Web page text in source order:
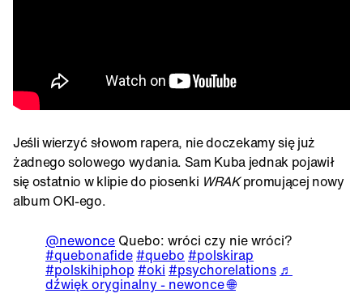
Jeśli wierzyć słowom rapera, nie doczekamy się już
żadnego solowego wydania. Sam Kuba jednak pojawił
się ostatnio w klipie do piosenki WRAKpromującej nowy
album OKI-ego.
@newonce Quebo: wróci czy nie wróci?
#quebonafide#quebo #polskirap
#polskihiphop #oki #psychorelations ♬
dźwięk oryginalny - newonce 🌐